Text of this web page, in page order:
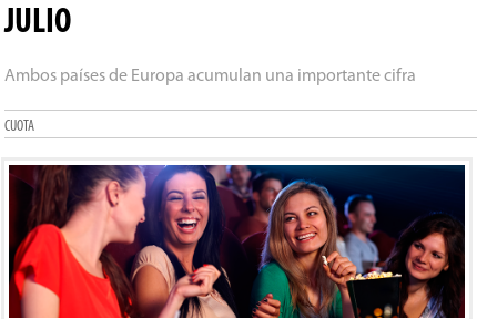
JULIO
Ambos países de Europa acumulan una importante cifra
CUOTA